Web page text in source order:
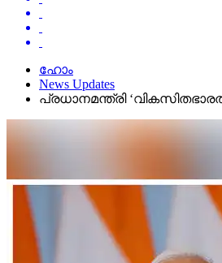
ഹോം
News Updates
പ്രധാനമന്ത്രി